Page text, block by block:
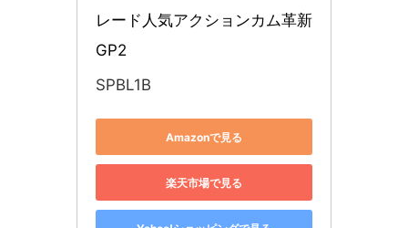
レード人気アクションカム革新
GP2
SPBL1B
Amazonで見る
楽天市場で見る